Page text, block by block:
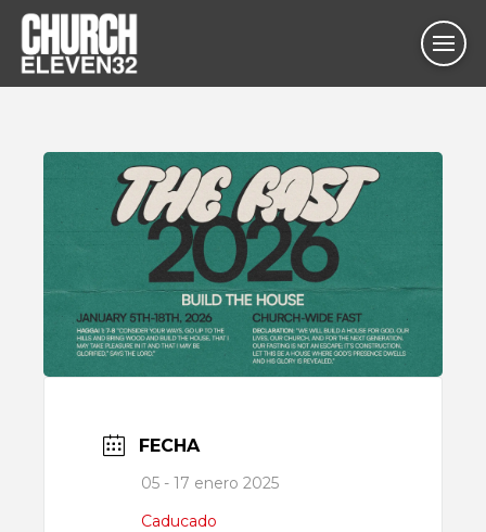
FECHA
05 - 17 enero 2025
Caducado